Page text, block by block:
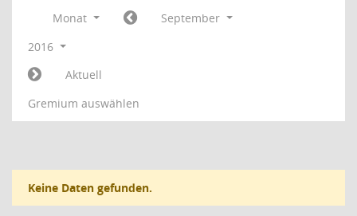
Monat
September
2016
Aktuell
Gremium auswählen
Keine Daten gefunden.